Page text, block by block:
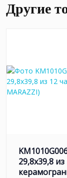
Другие
29,8х39,8